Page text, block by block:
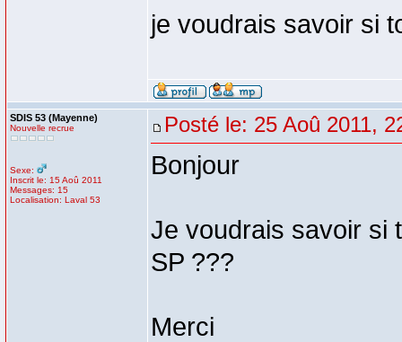
je voudrais savoir si
SDIS 53 (Mayenne)
Nouvelle recrue
Sexe:
Inscrit le: 15 Aoû 2011
Messages: 15
Localisation: Laval 53
Posté le: 25 Aoû 2011,
Bonjour
Je voudrais savoir si
SP ???
Merci